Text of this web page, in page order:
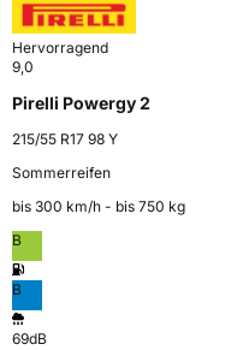
Hervorragend
9,0
Pirelli Powergy 2
215/55 R17 98 Y
Sommerreifen
bis 300 km⁠/⁠h - bis 750 kg
B
B
69dB